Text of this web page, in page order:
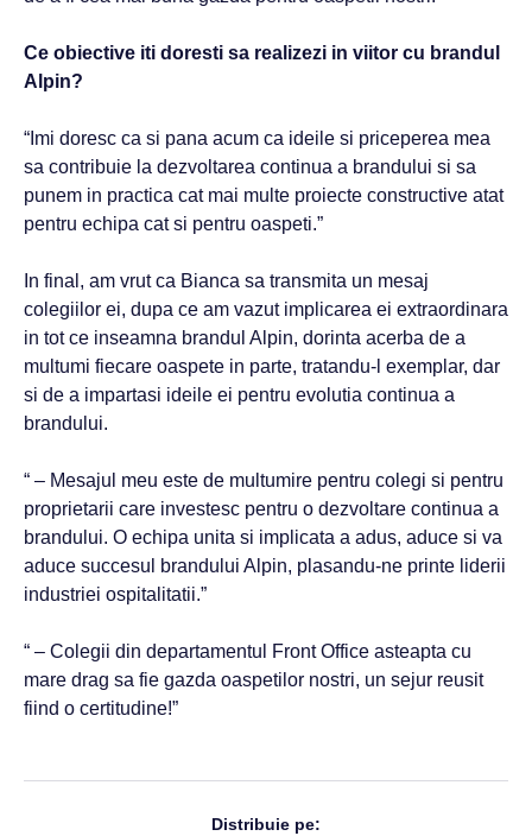
Ce obiective iti doresti sa realizezi in viitor cu brandul
Alpin?
“Imi doresc ca si pana acum ca ideile si priceperea mea
sa contribuie la dezvoltarea continua a brandului si sa
punem in practica cat mai multe proiecte constructive atat
pentru echipa cat si pentru oaspeti.”
In final, am vrut ca Bianca sa transmita un mesaj
colegiilor ei, dupa ce am vazut implicarea ei extraordinara
in tot ce inseamna brandul Alpin, dorinta acerba de a
multumi fiecare oaspete in parte, tratandu-l exemplar, dar
si de a impartasi ideile ei pentru evolutia continua a
brandului.
“ – Mesajul meu este de multumire pentru colegi si pentru
proprietarii care investesc pentru o dezvoltare continua a
brandului. O echipa unita si implicata a adus, aduce si va
aduce succesul brandului Alpin, plasandu-ne printe liderii
industriei ospitalitatii.”
“ – Colegii din departamentul Front Office asteapta cu
mare drag sa fie gazda oaspetilor nostri, un sejur reusit
fiind o certitudine!”
Distribuie pe: